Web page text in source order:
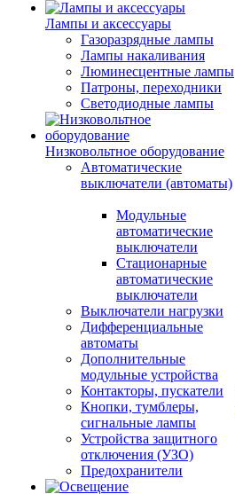
Лампы и аксессуары
Газоразрядные лампы
Лампы накаливания
Люминесцентные лампы
Патроны, переходники
Светодиодные лампы
Низковольтное оборудование
Автоматические
выключатели (автоматы)
Модульные
автоматические
выключатели
Стационарные
автоматические
выключатели
Выключатели нагрузки
Дифференциальные
автоматы
Дополнительные
модульные устройства
Контакторы, пускатели
Кнопки, тумблеры,
сигнальные лампы
Устройства защитного
отключения (УЗО)
Предохранители